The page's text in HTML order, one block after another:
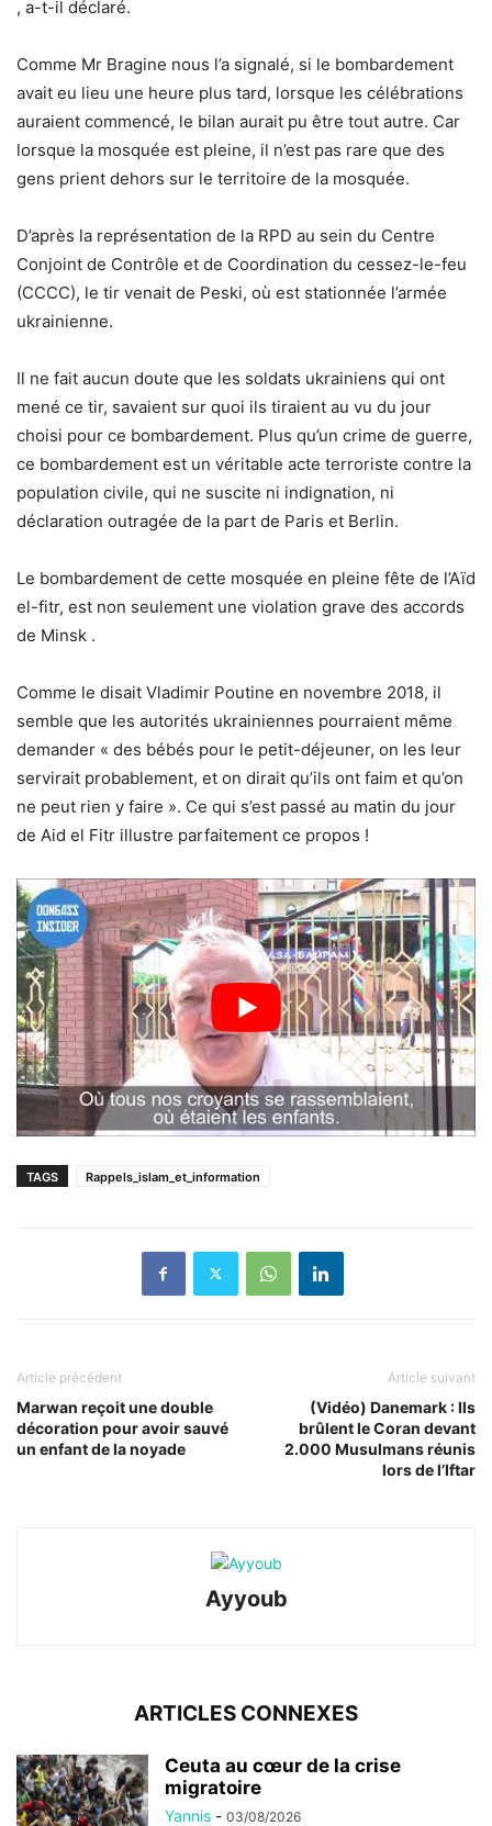
, a-t-il déclaré.
Comme Mr Bragine nous l’a signalé, si le bombardement
avait eu lieu une heure plus tard, lorsque les célébrations
auraient commencé, le bilan aurait pu être tout autre. Car
lorsque la mosquée est pleine, il n’est pas rare que des
gens prient dehors sur le territoire de la mosquée.
D’après la représentation de la RPD au sein du Centre
Conjoint de Contrôle et de Coordination du cessez-le-feu
(CCCC), le tir venait de Peski, où est stationnée l’armée
ukrainienne.
Il ne fait aucun doute que les soldats ukrainiens qui ont
mené ce tir, savaient sur quoi ils tiraient au vu du jour
choisi pour ce bombardement. Plus qu’un crime de guerre,
ce bombardement est un véritable acte terroriste contre la
population civile, qui ne suscite ni indignation, ni
déclaration outragée de la part de Paris et Berlin.
Le bombardement de cette mosquée en pleine fête de l’Aïd
el-fitr, est non seulement une violation grave des accords
de Minsk .
Comme le disait Vladimir Poutine en novembre 2018, il
semble que les autorités ukrainiennes pourraient même
demander « des bébés pour le petit-déjeuner, on les leur
servirait probablement, et on dirait qu’ils ont faim et qu’on
ne peut rien y faire ». Ce qui s’est passé au matin du jour
de Aid el Fitr illustre parfaitement ce propos !
TAGS Rappels_islam_et_information
Article précédent
Marwan reçoit une double
décoration pour avoir sauvé
un enfant de la noyade
Article suivant
(Vidéo) Danemark : Ils
brûlent le Coran devant
2.000 Musulmans réunis
lors de l’Iftar
Ayyoub
ARTICLES CONNEXES
Ceuta au cœur de la crise
migratoire
Yannis - 03/08/2026